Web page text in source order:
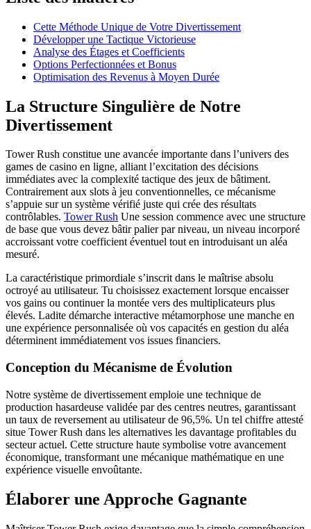
Cette Méthode Unique de Votre Divertissement
Développer une Tactique Victorieuse
Analyse des Étages et Coefficients
Options Perfectionnées et Bonus
Optimisation des Revenus à Moyen Durée
La Structure Singulière de Notre
Divertissement
Tower Rush constitue une avancée importante dans l’univers des
games de casino en ligne, alliant l’excitation des décisions
immédiates avec la complexité tactique des jeux de bâtiment.
Contrairement aux slots à jeu conventionnelles, ce mécanisme
s’appuie sur un système vérifié juste qui crée des résultats
contrôlables. Tower Rush Une session commence avec une structure
de base que vous devez bâtir palier par niveau, un niveau incorporé
accroissant votre coefficient éventuel tout en introduisant un aléa
mesuré.
La caractéristique primordiale s’inscrit dans le maîtrise absolu
octroyé au utilisateur. Tu choisissez exactement lorsque encaisser
vos gains ou continuer la montée vers des multiplicateurs plus
élevés. Ladite démarche interactive métamorphose une manche en
une expérience personnalisée où vos capacités en gestion du aléa
déterminent immédiatement vos issues financiers.
Conception du Mécanisme de Évolution
Notre système de divertissement emploie une technique de
production hasardeuse validée par des centres neutres, garantissant
un taux de reversement au utilisateur de 96,5%. Un tel chiffre attesté
situe Tower Rush dans les alternatives les davantage profitables du
secteur actuel. Cette structure haute symbolise votre avancement
économique, transformant une mécanique mathématique en une
expérience visuelle envoûtante.
Élaborer une Approche Gagnante